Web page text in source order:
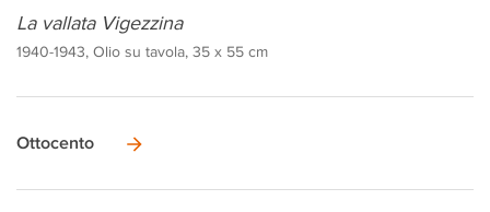
La vallata Vigezzina
1940-1943, Olio su tavola, 35 x 55 cm
Ottocento